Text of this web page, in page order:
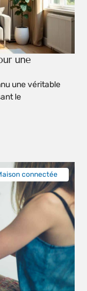
une
une véritable
le
connectée